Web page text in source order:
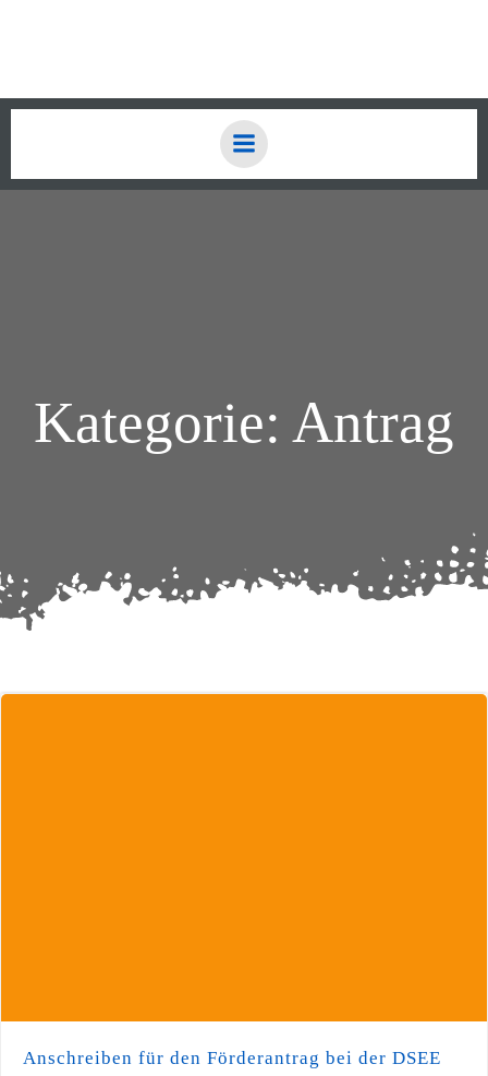
Kategorie: Antrag
Anschreiben für den Förderantrag bei der DSEE